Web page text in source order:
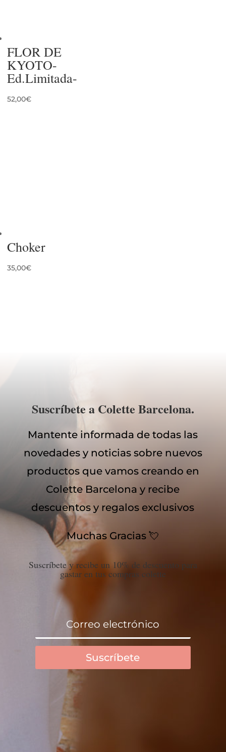
FLOR DE
KYOTO-
Ed.Limitada-
52,00€
Choker
35,00€
Suscríbete a Colette Barcelona.
Mantente informada de todas las
novedades y noticias sobre nuevos
productos que vamos creando en
Colette Barcelona y recibe
descuentos y regalos exclusivos
Muchas Gracias 💘
Suscríbete y recibe un 10% de descuento para
gastar en tus compras colette
Suscríbete